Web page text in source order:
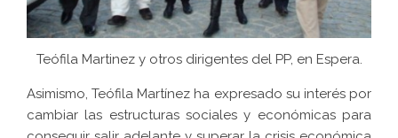
Teófila Martinez y otros dirigentes del PP, en Espera.
Asimismo, Teófila Martínez ha expresado su interés por
cambiar las estructuras sociales y económicas para